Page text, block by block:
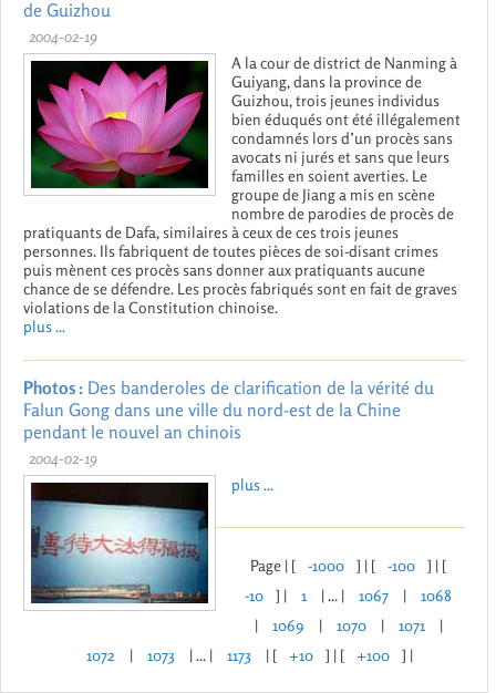
de Guizhou
2004-02-19
A la cour de district de Nanming à
Guiyang, dans la province de
Guizhou, trois jeunes individus
bien éduqués ont été illégalement
condamnés lors d’un procès sans
avocats ni jurés et sans que leurs
familles en soient averties. Le
groupe de Jiang a mis en scène
nombre de parodies de procès de
pratiquants de Dafa, similaires à ceux de ces trois jeunes
personnes. Ils fabriquent de toutes pièces de soi-disant crimes
puis mènent ces procès sans donner aux pratiquants aucune
chance de se défendre. Les procès fabriqués sont en fait de graves
violations de la Constitution chinoise.
plus ...
Photos : Des banderoles de clarification de la vérité du
Falun Gong dans une ville du nord-est de la Chine
pendant le nouvel an chinois
2004-02-19
plus ...
Page | [ -1000 ] | [ -100
] | [
-10
] | 1 | ... | 1067 |
1068
|
1069 | 1070 | 1071
|
1072
| 1073 | ... | 1173 | [ +10 ] | [ +100 ] |